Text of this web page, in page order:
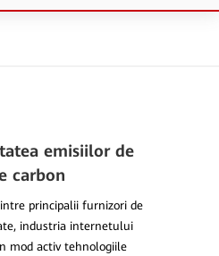
emisiilor de
carbon
principalii furnizori de
industria internetului
mod activ tehnologiile